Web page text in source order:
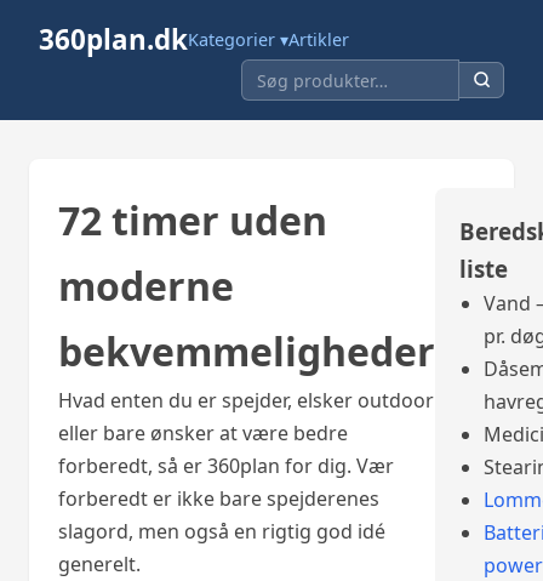
360plan.dkKategorier ▾Artikler
72 timer uden
moderne
bekvemmeligheder
Hvad enten du er spejder, elsker outdoor
eller bare ønsker at være bedre
forberedt, så er 360plan for dig. Vær
forberedt er ikke bare spejderenes
slagord, men også en rigtig god idé
generelt.
liste
Vand
pr.